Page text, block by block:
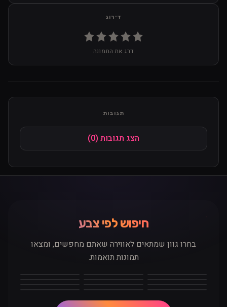
דירוג
דרג את התמונה
תגובות
הצג תגובות (0)
קוד
תוכן התגובה
חיפוש לפי צבע
בחרו גוון שמתאים לאווירה שאתם מחפשים, ומצאו
תמונות תואמות.
כחול טורקיז ירוק
צהוב כתום אדום